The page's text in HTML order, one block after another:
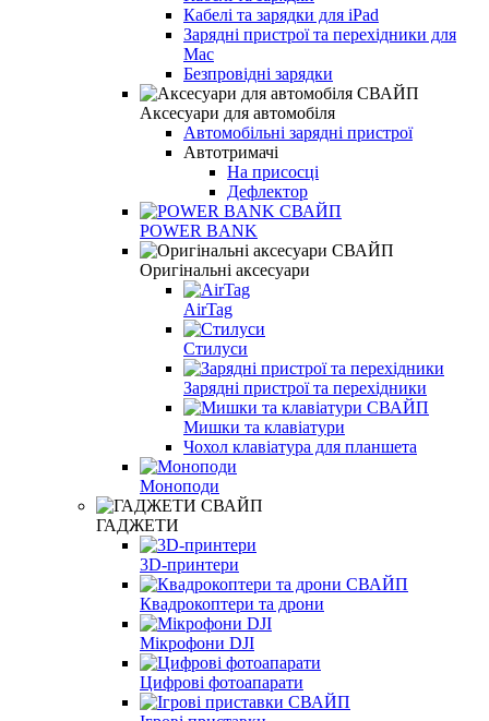
Кабелі та зарядки для iPad
Зарядні пристрої та перехідники для
Mac
Безпровідні зарядки
Аксесуари для автомобіля
Автомобільні зарядні пристрої
Автотримачі
На присосці
Дефлектор
POWER BANK
Оригінальні аксесуари
AirTag
Стилуси
Зарядні пристрої та перехідники
Мишки та клавіатури
Чохол клавіатура для планшета
Моноподи
ГАДЖЕТИ
3D-принтери
Квадрокоптери та дрони
Мікрофони DJI
Цифрові фотоапарати